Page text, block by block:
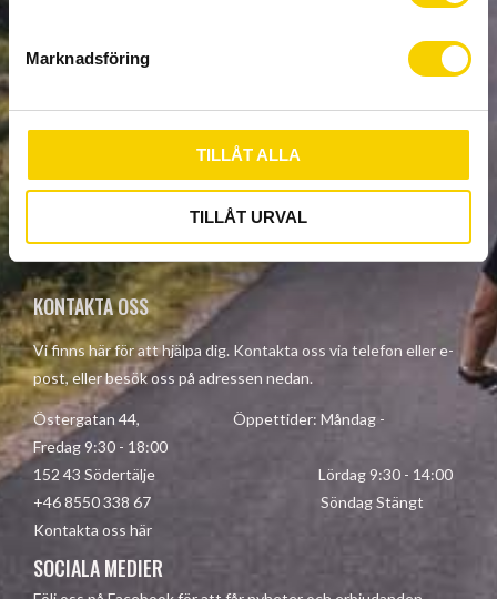
s
v
a
l
Marknadsföring
TILLÅT ALLA
TILLÅT URVAL
PRENUMERERA
Dina personuppgifter behandlas i enlighet med vår
integritetspolicy.
KONTAKTA OSS
Vi finns här för att hjälpa dig. Kontakta oss via telefon eller e-
post, eller besök oss på adressen nedan.
Östergatan 44, Öppettider: Måndag -
Fredag 9:30 - 18:00
152 43 Södertälje Lördag 9:30 - 14:00
+46 8550 338 67 Söndag Stängt
Kontakta oss här
SOCIALA MEDIER